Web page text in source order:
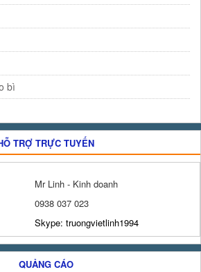
bì
TRỢ TRỰC TUYẾN
Mr Linh - Kinh doanh
0938 037 023
Skype: truongvietlinh1994
QUẢNG CÁO